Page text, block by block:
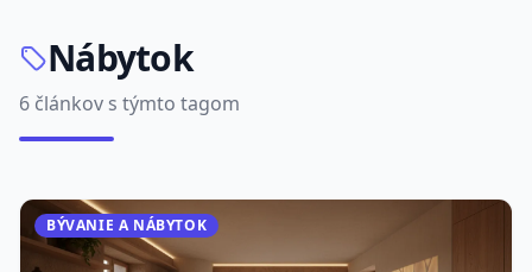
Nábytok
6 článkov s týmto tagom
BÝVANIE A NÁBYTOK